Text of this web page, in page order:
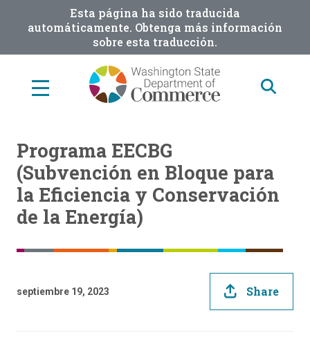
Esta página ha sido traducida
automáticamente. Obtenga más información
sobre esta traducción.
Programa EECBG
(Subvención en Bloque para
la Eficiencia y Conservación
de la Energía)
septiembre 19, 2023 Share